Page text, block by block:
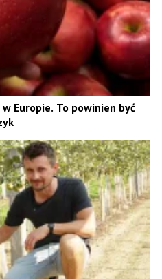
Europie. To powinien być